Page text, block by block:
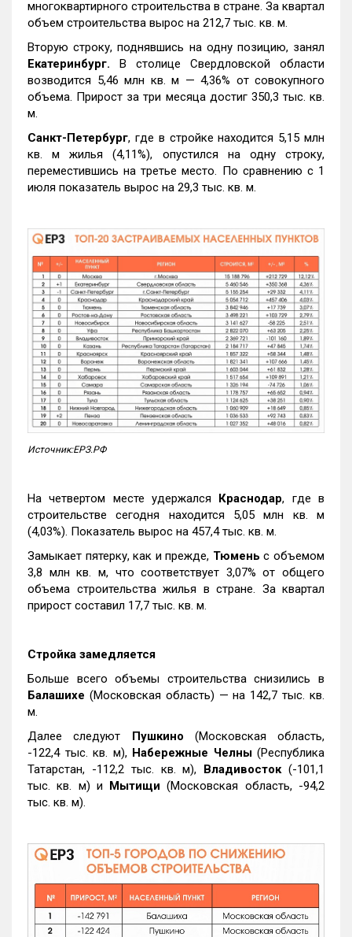
многоквартирного строительства в стране. За квартал
объем строительства вырос на 212,7 тыс. кв. м.
Вторую строку, поднявшись на одну позицию, занял
Екатеринбург. В столице Свердловской области
возводится 5,46 млн кв. м — 4,36% от совокупного
объема. Прирост за три месяца достиг 350,3 тыс. кв.
м.
Санкт-Петербург, где в стройке находится 5,15 млн
кв. м жилья (4,11%), опустился на одну строку,
переместившись на третье место. По сравнению с 1
июля показатель вырос на 29,3 тыс. кв. м.
Источник:ЕРЗ.РФ
На четвертом месте удержался Краснодар, где в
строительстве сегодня находится 5,05 млн кв. м
(4,03%). Показатель вырос на 457,4 тыс. кв. м.
Замыкает пятерку, как и прежде, Тюмень с объемом
3,8 млн кв. м, что соответствует 3,07% от общего
объема строительства жилья в стране. За квартал
прирост составил 17,7 тыс. кв. м.
Стройка замедляется
Больше всего объемы строительства снизились в
Балашихе (Московская область) — на 142,7 тыс. кв.
м.
Далее следуют Пушкино (Московская область,
-122,4 тыс. кв. м), Набережные Челны(Республика
Татарстан, -112,2 тыс. кв. м), Владивосток(-101,1
тыс. кв. м) и Мытищи (Московская область, -94,2
тыс. кв. м).